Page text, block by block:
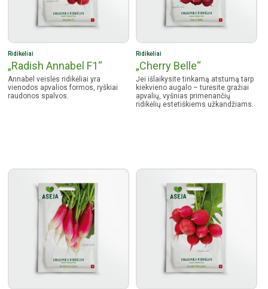
Ridikėliai
„Radish Annabel F1“
Annabel veislės ridikėliai yra
vienodos apvalios formos, ryškiai
raudonos spalvos.
Ridikėliai
„Cherry Belle“
Jei išlaikysite tinkamą atstumą tarp
kiekvieno augalo – turėsite gražiai
apvalių, vyšnias primenančių
ridikėlių estetiškiems užkandžiams.